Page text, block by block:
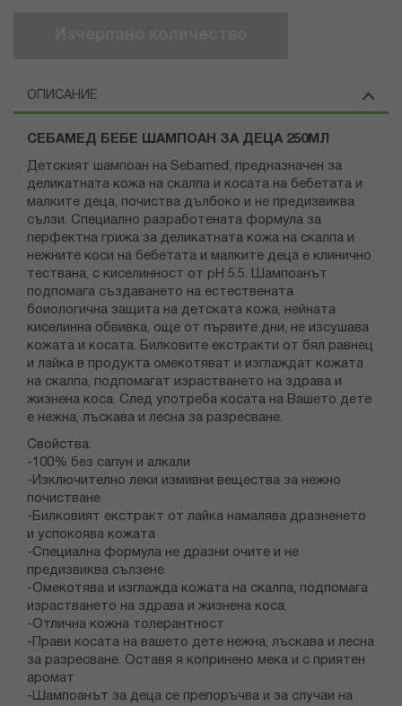
ОПИСАНИЕ
СЕБАМЕД БЕБЕ ШАМПОАН ЗА ДЕЦА 250МЛ
Детският шампоан на Sebamed, предназначен за
деликатната кожа на скалпа и косата на бебетата и
малките деца, почиства дълбоко и не предизвиква
сълзи. Специално разработената формула за
перфектна грижа за деликатната кожа на скалпа и
нежните коси на бебетата и малките деца е клинично
тествана, с киселинност от pH 5.5. Шампоанът
подпомага създаването на естествената
боиологична защита на детската кожа, нейната
киселинна обвивка, още от първите дни, не изсушава
кожата и косата. Билковите екстракти от бял равнец
и лайка в продукта омекотяват и изглаждат кожата
на скалпа, подпомагат израстването на здрава и
жизнена коса. След употреба косата на Вашето дете
е нежна, лъскава и лесна за разресване.
Свойства:
-100% без сапун и алкали
-Изключително леки измивни вещества за нежно
почистване
-Билковият екстракт от лайка намалява дразненето
и успокоява кожата
-Специална формула не дразни очите и не
предизвиква сълзене
-Омекотява и изглажда кожата на скалпа, подпомага
израстването на здрава и жизнена коса.
-Отлична кожна толерантност
-Прави косата на вашето дете нежна, лъскава и лесна
за разресване. Оставя я копринено мека и с приятен
аромат
-Шампоанът за деца се препоръчва и за случаи на